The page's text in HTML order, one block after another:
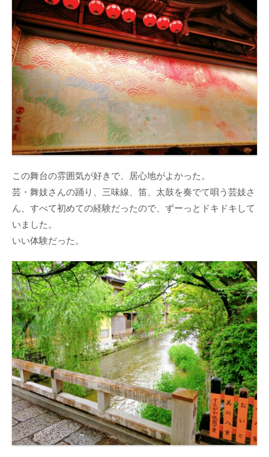
この舞台の雰囲気が好きで、居心地がよかった。
芸・舞妓さんの踊り、三味線、笛、太鼓を奏でて唄う芸妓さ
ん、すべて初めての経験だったので、ずーっとドキドキして
いました。
いい体験だった。